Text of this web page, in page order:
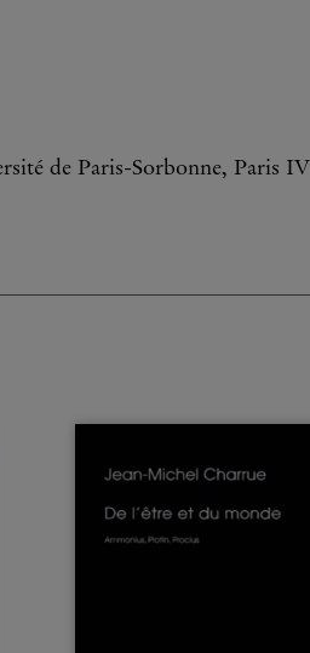
de Paris-Sorbonne, Paris IV